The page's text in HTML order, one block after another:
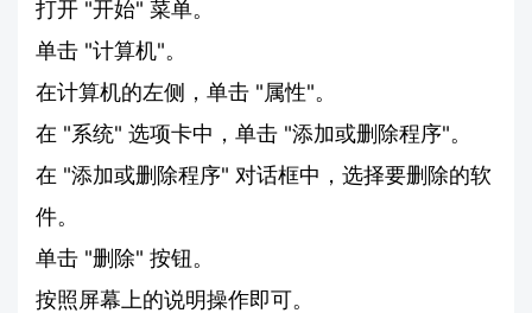
打开 "开始" 菜单。
单击 "计算机"。
在计算机的左侧，单击 "属性"。
在 "系统" 选项卡中，单击 "添加或删除程序"。
在 "添加或删除程序" 对话框中，选择要删除的软
件。
单击 "删除" 按钮。
按照屏幕上的说明操作即可。